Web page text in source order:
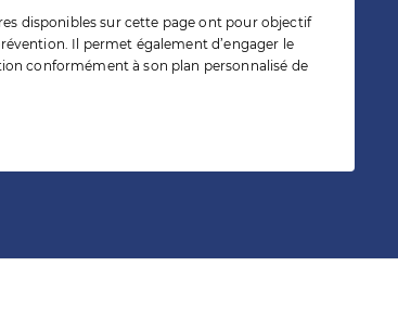
disponibles sur cette page ont pour objectif
Il permet également d’engager le
conformément à son plan personnalisé de